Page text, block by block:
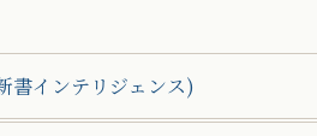
書インテリジェンス)